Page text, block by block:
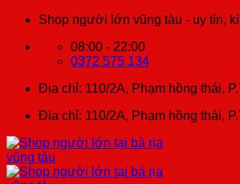
ChuyểnShop người lớn vũng tàu - uy tín,
08:00 - 22:00
0372 575 134
Địa chỉ: 110/2A, Phạm hồng thái,
Địa chỉ: 110/2A, Phạm hồng thái,